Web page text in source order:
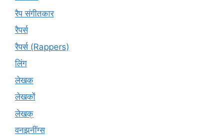
रैप संगीतकार
रैपर्स
रैपर्स (Rappers)
लिंग
लेखक
लेखकों
लेखक्
वनझनींग्स